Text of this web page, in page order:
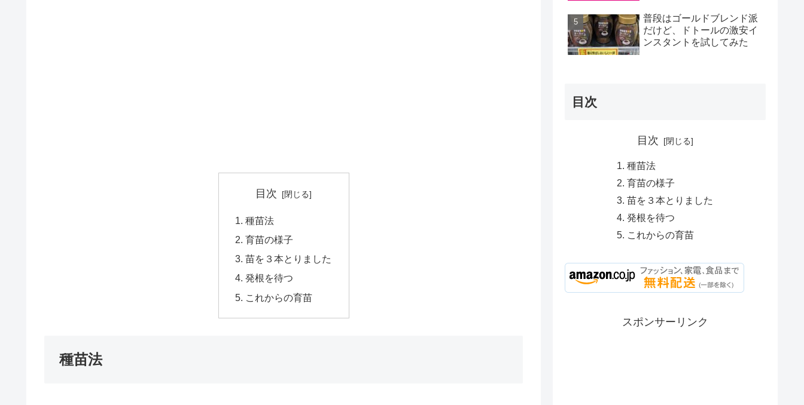
目次
種苗法
育苗の様子
苗を３本とりました
発根を待つ
これからの育苗
種苗法
普段はゴールドブレンド派
だけど、ドトールの激安イ
ンスタントを試してみた
目次
目次
種苗法
育苗の様子
苗を３本とりました
発根を待つ
これからの育苗
スポンサーリンク